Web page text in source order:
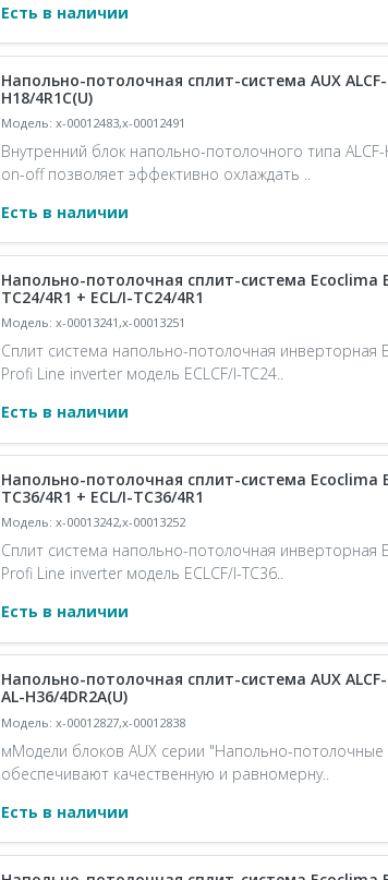
Есть в наличии
Напольно-потолочная сплит-система AUX ALCF-
H18/4R1C(U)
Модель: x-00012483,x-00012491
Внутренний блок напольно-потолочного типа
on-off позволяет эффективно охлаждать ..
Есть в наличии
Напольно-потолочная сплит-система Ecoclima
TC24/4R1 + ECL/I-TC24/4R1
Модель: x-00013241,x-00013251
Сплит система напольно-потолочная инверторная
Profi Line inverter модель ECLCF/I-TC24..
Есть в наличии
Напольно-потолочная сплит-система Ecoclima
TC36/4R1 + ECL/I-TC36/4R1
Модель: x-00013242,x-00013252
Сплит система напольно-потолочная инверторная
Profi Line inverter модель ECLCF/I-TC36..
Есть в наличии
Напольно-потолочная сплит-система AUX ALCF-
AL-H36/4DR2A(U)
Модель: x-00012827,x-00012838
мМодели блоков AUX серии "Напольно-потолочные
обеспечивают качественную и равномерну..
Есть в наличии